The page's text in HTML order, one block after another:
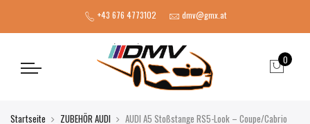
+43 676 4773102 dmv@gmx.at
0
Startseite ZUBEHÖR AUDI AUDI A5 Stoßstange RS5-Look – Coupe/Cabrio